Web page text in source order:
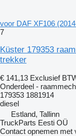
voor DAF XF106
7
Küster 179353
trekker
€ 141,13 Exclusief
Onderdeel -
179353 1881914
diesel
Estland, Tallinn
TruckParts Eesti OÜ
Contact opnemen met